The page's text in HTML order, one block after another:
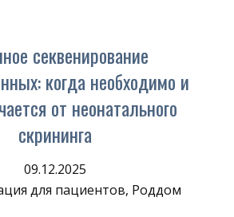
секвенирование
когда необходимо и
от неонатального
скрининга
09.12.2025
для пациентов, Роддом